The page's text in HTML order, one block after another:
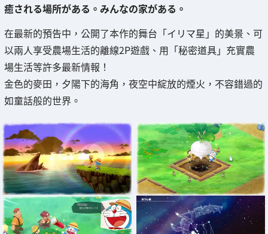
癒される場所がある。みんなの家がある。
在最新的預告中，公開了本作的舞台「イリマ星」的美景、可
以兩人享受農場生活的離線2P遊戲、用「秘密道具」充實農
場生活等許多最新情報！
金色的麥田，夕陽下的海角，夜空中綻放的煙火，不容錯過的
如童話般的世界。